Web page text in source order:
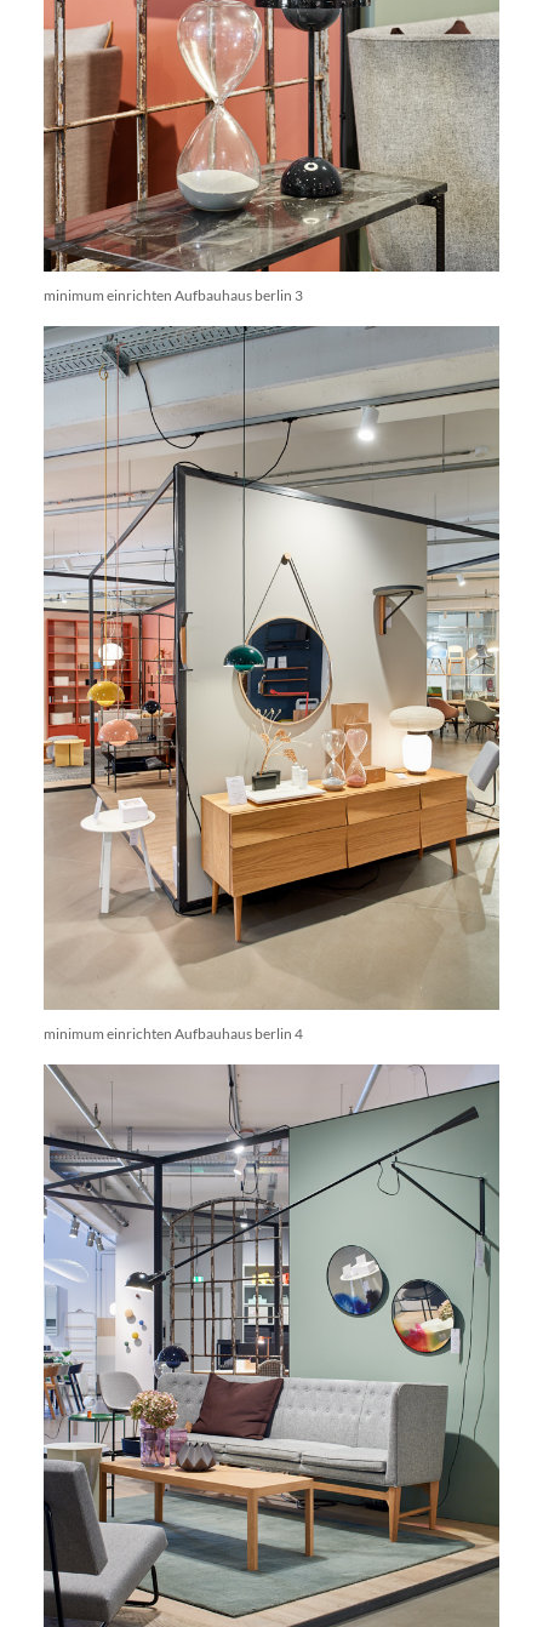
minimum einrichten Aufbauhaus berlin 3
minimum einrichten Aufbauhaus berlin 4